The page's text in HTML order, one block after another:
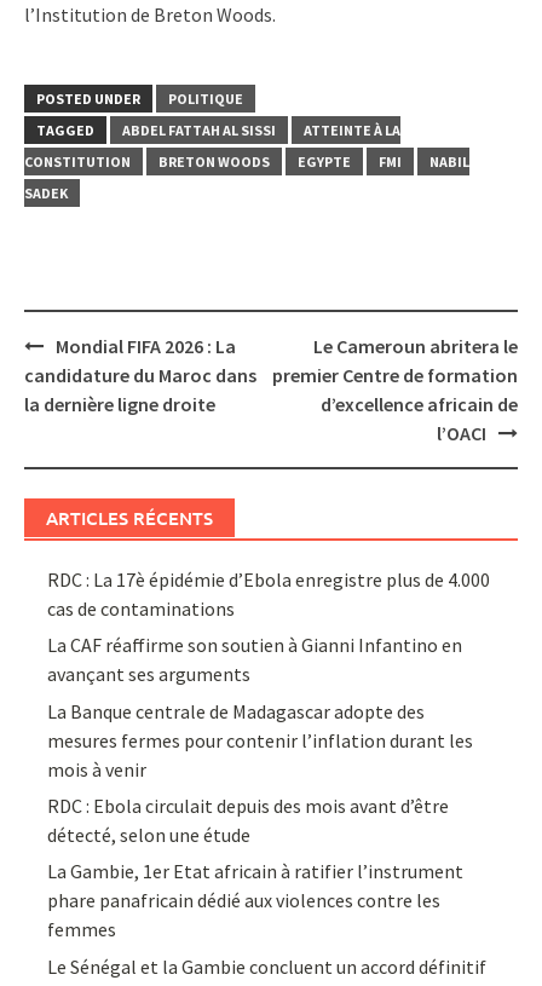
l’Institution de Breton Woods.
POSTED UNDER
POLITIQUE
TAGGED
ABDEL FATTAH AL SISSI
ATTEINTE À LA
CONSTITUTION
BRETON WOODS EGYPTE FMI
NABIL
SADEK
Post
navigation
Mondial FIFA 2026 : La
candidature du Maroc dans
la dernière ligne droite
Le Cameroun abritera le
premier Centre de formation
d’excellence africain de
l’OACI
ARTICLES RÉCENTS
RDC : La 17è épidémie d’Ebola enregistre plus de 4.000
cas de contaminations
La CAF réaffirme son soutien à Gianni Infantino en
avançant ses arguments
La Banque centrale de Madagascar adopte des
mesures fermes pour contenir l’inflation durant les
mois à venir
RDC : Ebola circulait depuis des mois avant d’être
détecté, selon une étude
La Gambie, 1er Etat africain à ratifier l’instrument
phare panafricain dédié aux violences contre les
femmes
Le Sénégal et la Gambie concluent un accord définitif